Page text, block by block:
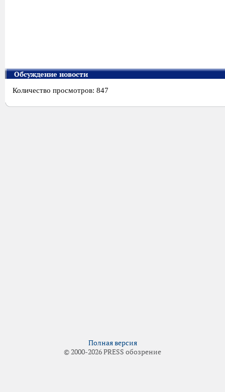
Обсуждение новости
Количество просмотров: 847
Полная версия
© 2000-2026 PRESS обозрение